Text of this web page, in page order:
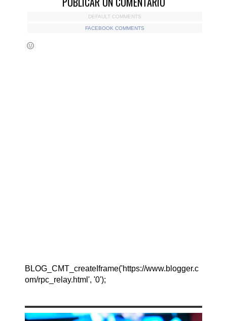
DEFAULT COMMENTS
FACEBOOK COMMENTS
BLOG_CMT_createIframe('https://www.blogger.c
om/rpc_relay.html', '0');